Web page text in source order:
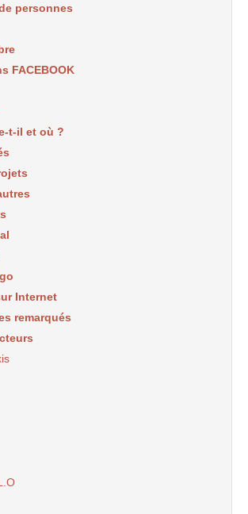
personnes
FACEBOOK
t-il et où ?
Internet
remarqués